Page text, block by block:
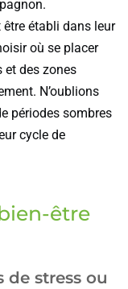
établi dans leur
où se placer
et des zones
N’oublions
périodes sombres
cycle de
être
stress ou